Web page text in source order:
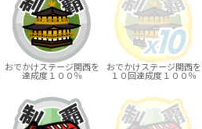
おでかけステージ関西を
達成度１００％
おでかけステージ関西を
１０回達成度１００％